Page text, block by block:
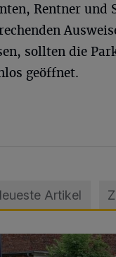
Rentner und
sollten die
geöffnet.
Artikel
Promille